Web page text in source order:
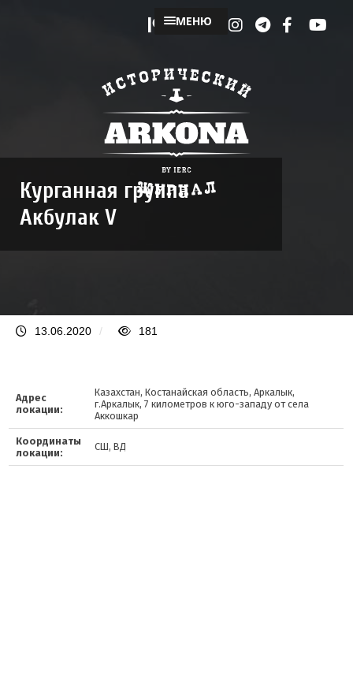
МЕНЮ
Курганная группа
Акбулак V
13.06.2020 / 181
Адрес
локации:
Казахстан, Костанайская область, Аркалык,
г.Аркалык, 7 километров к юго-западу от села
Аккошкар
Координаты
локации:
СШ, ВД